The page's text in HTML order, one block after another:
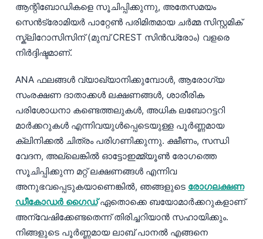
ആന്റിബോഡികളെ സൂചിപ്പിക്കുന്നു, അതേസമയം
സെൻട്രോമിയർ പാറ്റേൺ പരിമിതമായ ചർമ്മ സിസ്റ്റമിക്
സ്ക്ലിറോസിസിന് (മുമ്പ് CREST സിൻഡ്രോം) വളരെ
നിർദ്ദിഷ്ടമാണ്.
ANA ഫലങ്ങൾ വ്യാഖ്യാനിക്കുമ്പോൾ, ആരോഗ്യ
സംരക്ഷണ ദാതാക്കൾ ലക്ഷണങ്ങൾ, ശാരീരിക
പരിശോധനാ കണ്ടെത്തലുകൾ, അധിക ലബോറട്ടറി
മാർക്കറുകൾ എന്നിവയുൾപ്പെടെയുള്ള പൂർണ്ണമായ
ക്ലിനിക്കൽ ചിത്രം പരിഗണിക്കുന്നു. ക്ഷീണം, സന്ധി
വേദന, അല്ലെങ്കിൽ ഓട്ടോഇമ്മ്യൂൺ രോഗത്തെ
സൂചിപ്പിക്കുന്ന മറ്റ് ലക്ഷണങ്ങൾ എന്നിവ
അനുഭവപ്പെടുകയാണെങ്കിൽ, ഞങ്ങളുടെ രോഗലക്ഷണ
ഡീകോഡർ ഗൈഡ്ഏതൊക്കെ ബയോമാർക്കറുകളാണ്
അന്വേഷിക്കേണ്ടതെന്ന് തിരിച്ചറിയാൻ സഹായിക്കും.
നിങ്ങളുടെ പൂർണ്ണമായ ലാബ് പാനൽ എങ്ങനെ
සිංහල
অসমীয়া
Galego
Latviešu valoda
Македонски јазик
Euskara
Gàidhlig
العربية المغربية
Afrikaans
Монгол